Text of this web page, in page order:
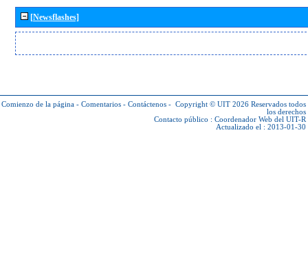
[Newsflashes]
Comienzo de la página - Comentarios - Contáctenos - Copyright © UIT 2026 Reservados todos
los derechos
Contacto público : Coordenador Web del UIT-R
Actualizado el : 2013-01-30